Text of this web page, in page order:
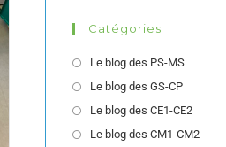
Catégories
Le blog des PS-MS
Le blog des GS-CP
Le blog des CE1-CE2
Le blog des CM1-CM2